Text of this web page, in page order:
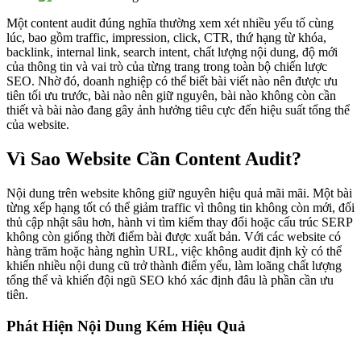
Một content audit đúng nghĩa thường xem xét nhiều yếu tố cùng
lúc, bao gồm traffic, impression, click, CTR, thứ hạng từ khóa,
backlink, internal link, search intent, chất lượng nội dung, độ mới
của thông tin và vai trò của từng trang trong toàn bộ chiến lược
SEO. Nhờ đó, doanh nghiệp có thể biết bài viết nào nên được ưu
tiên tối ưu trước, bài nào nên giữ nguyên, bài nào không còn cần
thiết và bài nào đang gây ảnh hưởng tiêu cực đến hiệu suất tổng thể
của website.
Vì Sao Website Cần Content Audit?
Nội dung trên website không giữ nguyên hiệu quả mãi mãi. Một bài
từng xếp hạng tốt có thể giảm traffic vì thông tin không còn mới, đối
thủ cập nhật sâu hơn, hành vi tìm kiếm thay đổi hoặc cấu trúc SERP
không còn giống thời điểm bài được xuất bản. Với các website có
hàng trăm hoặc hàng nghìn URL, việc không audit định kỳ có thể
khiến nhiều nội dung cũ trở thành điểm yếu, làm loãng chất lượng
tổng thể và khiến đội ngũ SEO khó xác định đâu là phần cần ưu
tiên.
Phát Hiện Nội Dung Kém Hiệu Quả